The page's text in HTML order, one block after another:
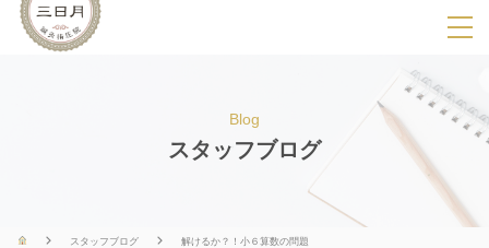
SPメニ
ー
展
用
ボ
Blog
スタッフブログ
スタッフブログ 解けるか？！小６算数の問題